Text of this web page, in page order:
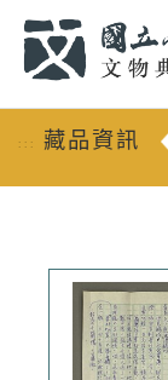
::: 藏品資訊